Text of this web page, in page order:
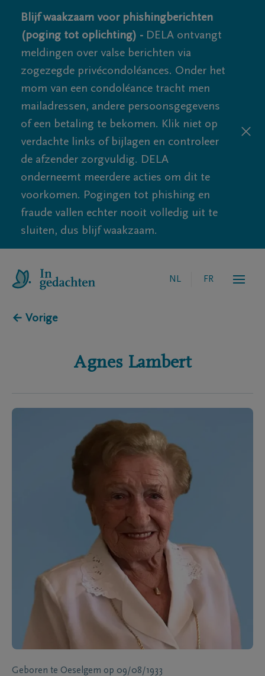
Blijf waakzaam voor phishingberichten
(poging tot oplichting) - DELA ontvangt
meldingen over valse berichten via
zogezegde privécondoléances. Onder het
mom van een condoléance tracht men
mailadressen, andere persoonsgegevens
of een betaling te bekomen. Klik niet op
verdachte links of bijlagen en controleer
de afzender zorgvuldig. DELA
onderneemt meerdere acties om dit te
voorkomen. Pogingen tot phishing en
fraude vallen echter nooit volledig uit te
sluiten, dus blijf waakzaam.
NL FR
← Vorige
Agnes Lambert
Geboren te Oeselgem op 09/08/1933